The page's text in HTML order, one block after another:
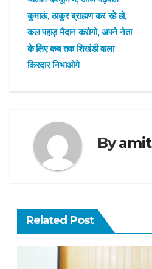
कुमाऊं, ठाकुर ब्राह्मण कर रहे हो,
कल पहाड़ मैदान करोगो, अपने नेता
के लिए कब तक शिखंडी वाला
किरदार निभाओगे
Byamit
Related Post